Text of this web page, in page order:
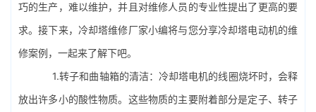
巧的生产，难以维护，并且对维修人员的专业性提出了更高的要
求。接下来， 冷却塔维修厂家小编将与您分享冷却塔电动机的维
修案例，一起来了解下吧。
1.转子和曲轴箱的清洁：冷却塔电机的线圈烧坏时，会释
放出许多小的酸性物质。这些物质的主要附着部分是定子、转子